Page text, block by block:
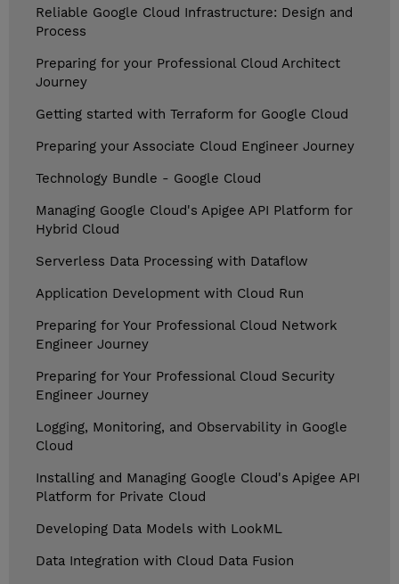
Reliable Google Cloud Infrastructure: Design and
Process
Preparing for your Professional Cloud Architect
Journey
Getting started with Terraform for Google Cloud
Preparing your Associate Cloud Engineer Journey
Technology Bundle - Google Cloud
Managing Google Cloud's Apigee API Platform for
Hybrid Cloud
Serverless Data Processing with Dataflow
Application Development with Cloud Run
Preparing for Your Professional Cloud Network
Engineer Journey
Preparing for Your Professional Cloud Security
Engineer Journey
Logging, Monitoring, and Observability in Google
Cloud
Installing and Managing Google Cloud's Apigee API
Platform for Private Cloud
Developing Data Models with LookML
Data Integration with Cloud Data Fusion